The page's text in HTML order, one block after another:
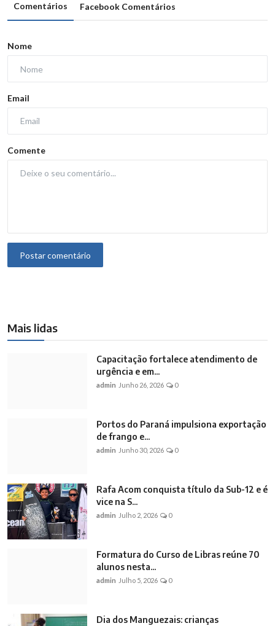
Comentários Facebook Comentários
Nome
Email
Comente
Postar comentário
Mais lidas
Capacitação fortalece atendimento de
urgência e em...
admin Junho 26, 2026 0
Portos do Paraná impulsiona exportação
de frango e...
admin Junho 30, 2026 0
Rafa Acom conquista título da Sub-12 e é
vice na S...
admin Julho 2, 2026 0
Formatura do Curso de Libras reúne 70
alunos nesta...
admin Julho 5, 2026 0
Dia dos Manguezais: crianças